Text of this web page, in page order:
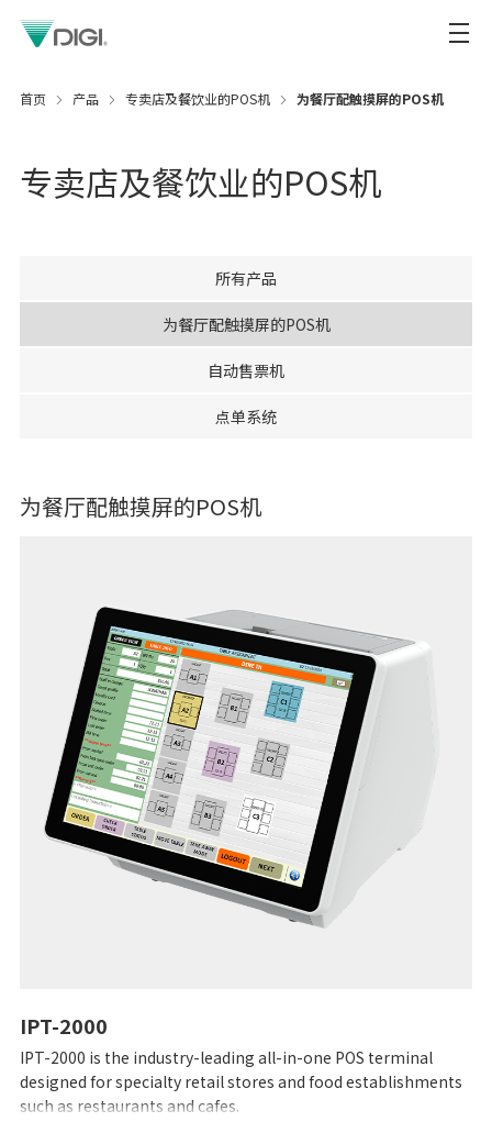
首页 产品 专卖店及餐饮业的POS机 为餐厅配触摸屏的POS机
专卖店及餐饮业的POS机
所有产品
为餐厅配触摸屏的POS机
自动售票机
点单系统
为餐厅配触摸屏的POS机
IPT-2000
IPT-2000 is the industry-leading all-in-one POS terminal
designed for specialty retail stores and food establishments
such as restaurants and cafes.